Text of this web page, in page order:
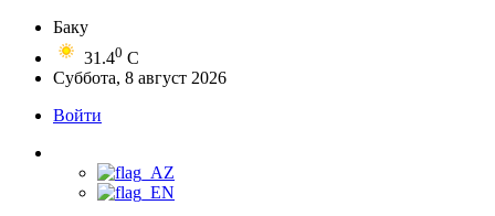
Баку
31.40 C
Суббота, 8 август 2026
Войти